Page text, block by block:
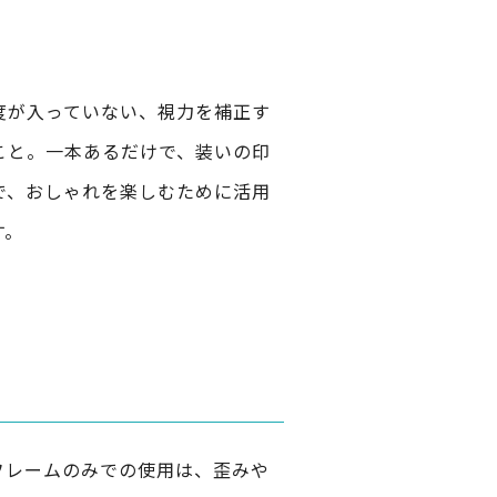
入っていない、視力を補正す
。一本あるだけで、装いの印
おしゃれを楽しむために活用
ームのみでの使用は、歪みや